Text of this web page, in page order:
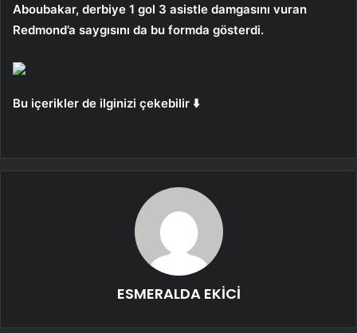
Aboubakar, derbiye 1 gol 3 asistle damgasını vuran
Redmond’a saygısını da bu formda gösterdi.
Bu içerikler de ilginizi çekebilir ⬇️
ESMERALDA EKİCİ